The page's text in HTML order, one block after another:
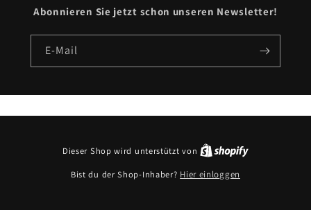
Abonnieren Sie jetzt schon unseren Newsletter!
E-Mail
Dieser Shop wird unterstützt von
Bist du der Shop-Inhaber? Hier einloggen